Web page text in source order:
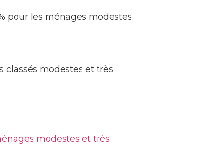
pour les ménages modestes
classés modestes et très
modestes et très